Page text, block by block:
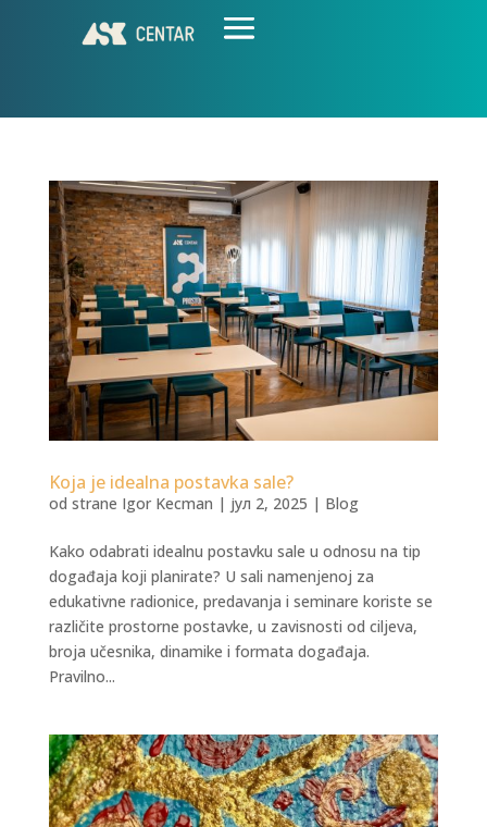
Koja je idealna postavka sale?
od strane Igor Kecman | јул 2, 2025 | Blog
Kako odabrati idealnu postavku sale u odnosu na tip
događaja koji planirate? U sali namenjenoj za
edukativne radionice, predavanja i seminare koriste se
različite prostorne postavke, u zavisnosti od ciljeva,
broja učesnika, dinamike i formata događaja.
Pravilno...